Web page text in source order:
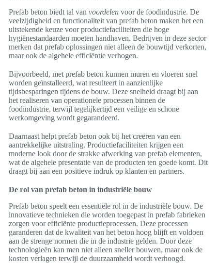
Prefab beton biedt tal van voordelen voor de foodindustrie. De
veelzijdigheid en functionaliteit van prefab beton maken het een
uitstekende keuze voor productiefaciliteiten die hoge
hygiënestandaarden moeten handhaven. Bedrijven in deze sector
merken dat prefab oplossingen niet alleen de bouwtijd verkorten,
maar ook de algehele efficiëntie verhogen.
Bijvoorbeeld, met prefab beton kunnen muren en vloeren snel
worden geïnstalleerd, wat resulteert in aanzienlijke
tijdsbesparingen tijdens de bouw. Deze snelheid draagt bij aan
het realiseren van operationele processen binnen de
foodindustrie, terwijl tegelijkertijd een veilige en schone
werkomgeving wordt gegarandeerd.
Daarnaast helpt prefab beton ook bij het creëren van een
aantrekkelijke uitstraling. Productiefaciliteiten krijgen een
moderne look door de strakke afwerking van prefab elementen,
wat de algehele presentatie van de producten ten goede komt. Dit
draagt bij aan een positieve indruk op klanten en partners.
De rol van prefab beton in industriële bouw
Prefab beton speelt een essentiële rol in de industriële bouw. De
innovatieve technieken die worden toegepast in prefab fabrieken
zorgen voor efficiënte productieprocessen. Deze processen
garanderen dat de kwaliteit van het beton hoog blijft en voldoen
aan de strenge normen die in de industrie gelden. Door deze
technologieën kan men niet alleen sneller bouwen, maar ook de
kosten verlagen terwijl de duurzaamheid wordt verhoogd.